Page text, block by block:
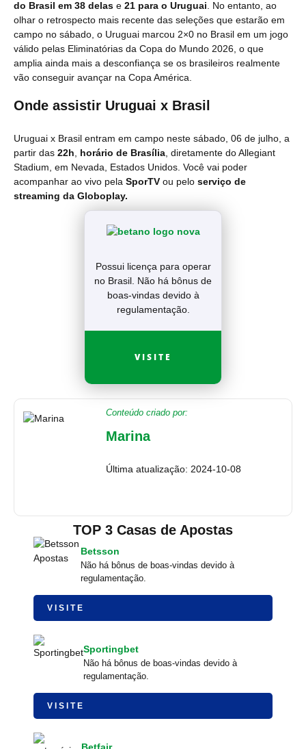
do Brasil em 38 delas e 21 para o Uruguai . No entanto, ao
olhar o retrospecto mais recente das seleções que estarão em
campo no sábado, o Uruguai marcou 2×0 no Brasil em um jogo
válido pelas Eliminatórias da Copa do Mundo 2026, o que
amplia ainda mais a desconfiança se os brasileiros realmente
vão conseguir avançar na Copa América.
Onde assistir Uruguai x Brasil
Uruguai x Brasil entram em campo neste sábado, 06 de julho, a
partir das 22h horário de Brasília , diretamente do Allegiant
Stadium, em Nevada, Estados Unidos. Você vai poder
acompanhar ao vivo pela SporTV ou pelo serviço de
streaming da Globoplay.
Possui licença para operar
no Brasil. Não há bônus de
boas-vindas devido à
regulamentação.
VISITE
Conteúdo criado por:
Marina
Última atualização: 2024-10-08
TOP 3 Casas de Apostas
Betsson
Não há bônus de boas-vindas devido à
regulamentação.
VISITE
Sportingbet
Não há bônus de boas-vindas devido à
regulamentação.
VISITE
Betfair